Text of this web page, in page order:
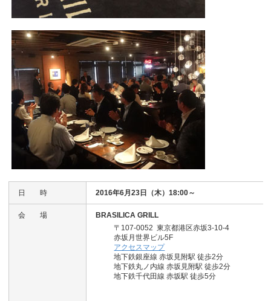
日 時 2016年6月23日（木）18:00～
会 場
BRASILICA GRILL
〒107-0052東京都港区赤坂3-10-4
赤坂月世界ビル5F
アクセスマップ
地下鉄銀座線 赤坂見附駅 徒歩2分
地下鉄丸ノ内線 赤坂見附駅 徒歩2分
地下鉄千代田線 赤坂駅 徒歩5分